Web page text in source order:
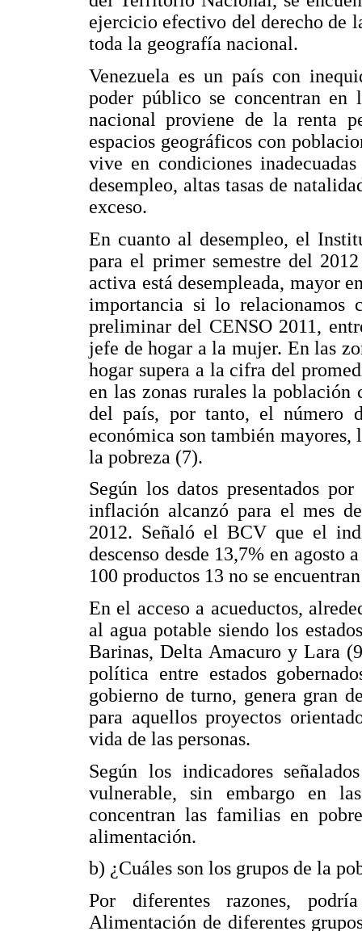
ejercicio efectivo del derecho de
toda la geografía nacional.
Venezuela es un país con
poder público se concentran
nacional proviene de la renta
espacios geográficos con
vive en condiciones
desempleo, altas tasas de
exceso.
En cuanto al desempleo, el
para el primer semestre del
activa está desempleada, mayor
importancia si lo relacionamos
preliminar del CENSO 2011,
jefe de hogar a la mujer. En las
hogar supera a la cifra del
en las zonas rurales la
del país, por tanto, el número
económica son también
la pobreza (7).
Según los datos presentados
inflación alcanzó para el mes
2012. Señaló el BCV que el
descenso desde 13,7% en agosto
100 productos 13 no se
En el acceso a acueductos,
al agua potable siendo los
Barinas, Delta Amacuro y Lara
política entre estados
gobierno de turno, genera gran
para aquellos proyectos
vida de las personas.
Según los indicadores
vulnerable, sin embargo en
concentran las familias en
alimentación.
b) ¿Cuáles son los grupos de la
Por diferentes razones,
Alimentación de diferentes